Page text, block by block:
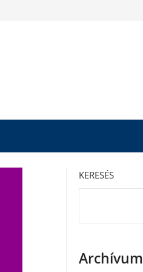
KERESÉS
Archívum